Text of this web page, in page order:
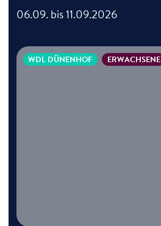
06.09. bis 11.09.2026
WDL DÜNENHOF ERWACHSENE